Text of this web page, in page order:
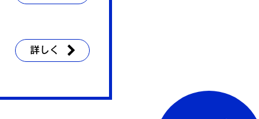
詳しく